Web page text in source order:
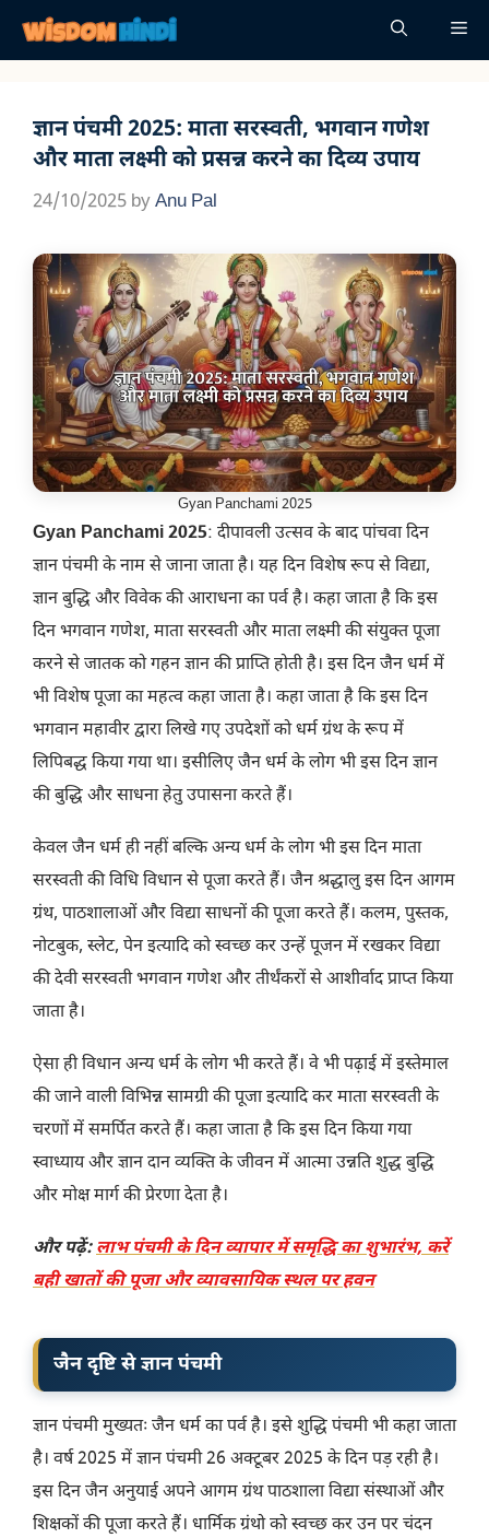
content
ज्ञान पंचमी 2025: माता सरस्वती, भगवान गणेश
और माता लक्ष्मी को प्रसन्न करने का दिव्य उपाय
24/10/2025 byAnu Pal
Gyan Panchami 2025
Gyan Panchami 2025: दीपावली उत्सव के बाद पांचवा दिन
ज्ञान पंचमी के नाम से जाना जाता है। यह दिन विशेष रूप से विद्या,
ज्ञान बुद्धि और विवेक की आराधना का पर्व है। कहा जाता है कि इस
दिन भगवान गणेश, माता सरस्वती और माता लक्ष्मी की संयुक्त पूजा
करने से जातक को गहन ज्ञान की प्राप्ति होती है। इस दिन जैन धर्म में
भी विशेष पूजा का महत्व कहा जाता है। कहा जाता है कि इस दिन
भगवान महावीर द्वारा लिखे गए उपदेशों को धर्म ग्रंथ के रूप में
लिपिबद्ध किया गया था। इसीलिए जैन धर्म के लोग भी इस दिन ज्ञान
की बुद्धि और साधना हेतु उपासना करते हैं।
केवल जैन धर्म ही नहीं बल्कि अन्य धर्म के लोग भी इस दिन माता
सरस्वती की विधि विधान से पूजा करते हैं। जैन श्रद्धालु इस दिन आगम
ग्रंथ, पाठशालाओं और विद्या साधनों की पूजा करते हैं। कलम, पुस्तक,
नोटबुक, स्लेट, पेन इत्यादि को स्वच्छ कर उन्हें पूजन में रखकर विद्या
की देवी सरस्वती भगवान गणेश और तीर्थंकरों से आशीर्वाद प्राप्त किया
जाता है।
ऐसा ही विधान अन्य धर्म के लोग भी करते हैं। वे भी पढ़ाई में इस्तेमाल
की जाने वाली विभिन्न सामग्री की पूजा इत्यादि कर माता सरस्वती के
चरणों में समर्पित करते हैं। कहा जाता है कि इस दिन किया गया
स्वाध्याय और ज्ञान दान व्यक्ति के जीवन में आत्मा उन्नति शुद्ध बुद्धि
और मोक्ष मार्ग की प्रेरणा देता है।
और पढ़ें:लाभ पंचमी के दिन व्यापार में समृद्धि का शुभारंभ, करें
बही खातों की पूजा और व्यावसायिक स्थल पर हवन
जैन दृष्टि से ज्ञान पंचमी
ज्ञान पंचमी मुख्यतः जैन धर्म का पर्व है। इसे शुद्धि पंचमी भी कहा जाता
है। वर्ष 2025 में ज्ञान पंचमी 26 अक्टूबर 2025 के दिन पड़ रही है।
इस दिन जैन अनुयाई अपने आगम ग्रंथ पाठशाला विद्या संस्थाओं और
शिक्षकों की पूजा करते हैं। धार्मिक ग्रंथो को स्वच्छ कर उन पर चंदन